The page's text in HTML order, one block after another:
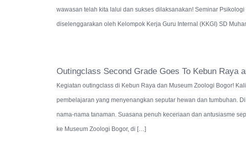
wawasan telah kita lalui dan sukses dilaksanakan! Seminar
diselenggarakan oleh Kelompok Kerja Guru Internal (KKGI) SD
Outingclass Second Grade Goes To Kebun Raya
Kegiatan outingclass di Kebun Raya dan Museum Zoologi Bogor!
pembelajaran yang menyenangkan seputar hewan dan tumbuhan.
nama-nama tanaman. Suasana penuh keceriaan dan antusiasme
ke Museum Zoologi Bogor, di […]